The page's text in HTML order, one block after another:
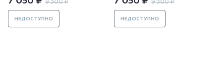
9 300 ₽
НЕДОСТУПНО
9 300 ₽
НЕДОСТУПНО